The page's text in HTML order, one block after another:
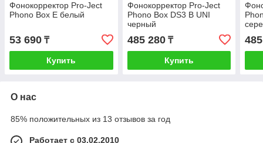
Фонокорректор Pro-Ject
Phono Box E белый
53 690 ₸
Купить
Фонокорректор Pro-Ject
Phono Вох DS3 В UNI
черный
485 280₸
Купить
О нас
85% положительных из 13 отзывов за год
Работает с 03.02.2010